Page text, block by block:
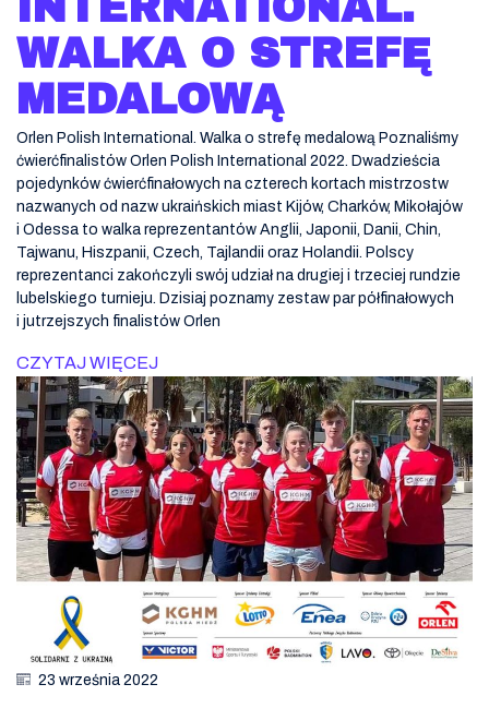
WALKA O STREFĘ
MEDALOWĄ
Orlen Polish International. Walka o strefę medalową Poznaliśmy
ćwierćfinalistów Orlen Polish International 2022. Dwadzieścia
pojedynków ćwierćfinałowych na czterech kortach mistrzostw
nazwanych od nazw ukraińskich miast Kijów, Charków, Mikołajów
i Odessa to walka reprezentantów Anglii, Japonii, Danii, Chin,
Tajwanu, Hiszpanii, Czech, Tajlandii oraz Holandii. Polscy
reprezentanci zakończyli swój udział na drugiej i trzeciej rundzie
lubelskiego turnieju. Dzisiaj poznamy zestaw par półfinałowych
i jutrzejszych finalistów Orlen
CZYTAJ WIĘCEJ
23 września 2022